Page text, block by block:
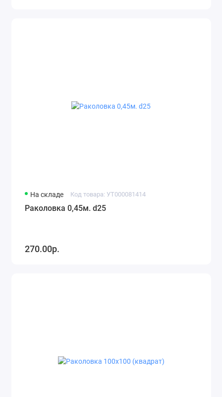
На складе Код товара: УТ000081414
Раколовка 0,45м. d25
270.00р.